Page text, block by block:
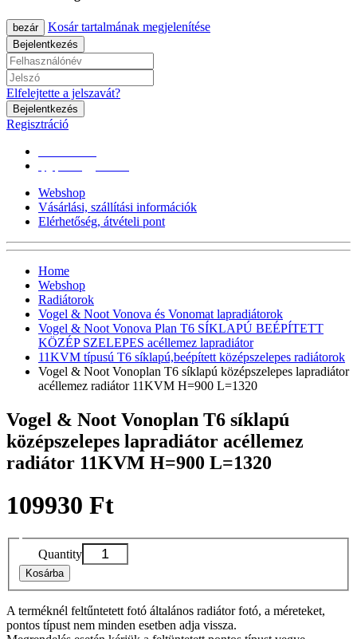
bezár Kosár tartalmának megjelenítése
Bejelentkezés
Elfelejtette a jelszavát?
Bejelentkezés
Regisztráció
Webshop
Vásárlási, szállítási információk
Elérhetőség, átvételi pont
Home
Webshop
Radiátorok
Vogel & Noot Vonova és Vonomat lapradiátorok
Vogel & Noot Vonova Plan T6 SÍKLAPÚ BEÉPÍTETT
KÖZÉP SZELEPES acéllemez lapradiátor
11KVM típusú T6 síklapú,beépített középszelepes radiátorok
Vogel & Noot Vonoplan T6 síklapú középszelepes lapradiátor
acéllemez radiátor 11KVM H=900 L=1320
Vogel & Noot Vonoplan T6 síklapú
középszelepes lapradiátor acéllemez
radiátor 11KVM H=900 L=1320
109930 Ft
Quantity
Kosárba
A terméknél feltűntetett fotó általános radiátor fotó, a méreteket,
pontos típust nem minden esetben adja vissza.